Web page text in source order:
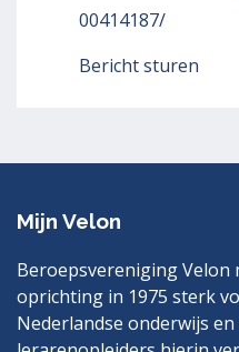
00414187/
Bericht sturen
Mijn Velon
Beroepsvereniging Velon
oprichting in 1975 sterk
Nederlandse onderwijs